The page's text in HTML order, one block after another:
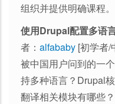
组织并提供明确课程
使用Drupal配置多语
者： alfababy [初学者/
被中国用户问到的一
持多种语言？Drupal
翻译相关模块有哪些